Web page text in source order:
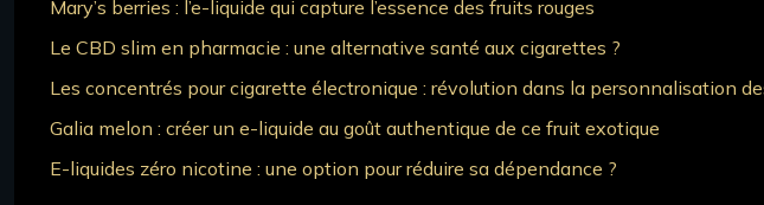
Mary’s berries : l’e-liquide qui capture l’essence des fruits rouges
Le CBD slim en pharmacie : une alternative santé aux cigarettes ?
Les concentrés pour cigarette électronique : révolution dans la personnalisation
Galia melon : créer un e-liquide au goût authentique de ce fruit exotique
E-liquides zéro nicotine : une option pour réduire sa dépendance ?